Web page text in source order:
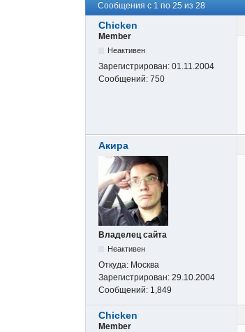
Сообщения с 1 по 25 из 28
Chicken
Member
Неактивен
Зарегистрирован: 01.11.2004
Сообщений: 750
Акира
Владелец сайта
Неактивен
Откуда: Москва
Зарегистрирован: 29.10.2004
Сообщений: 1,849
Chicken
Member